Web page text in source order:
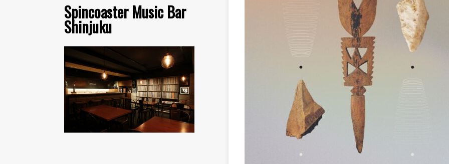
Spincoaster Music Bar
Shinjuku